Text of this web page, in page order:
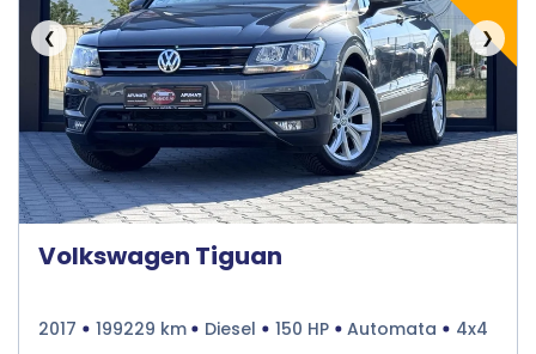
❮ ❯
Volkswagen Tiguan
2017 199229 km Diesel 150 HP Automata 4x4